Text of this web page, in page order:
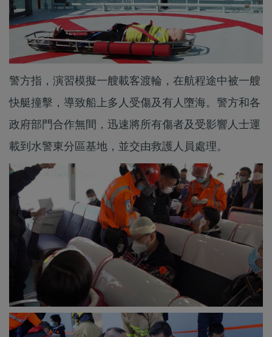
警方指，演習模擬一艘載客渡輪，在航程途中被一艘
快艇撞擊，導致船上多人受傷及有人墮海。警方和各
政府部門合作無間，迅速將所有傷者及受影響人士運
載到水警東分區基地，並交由救護人員處理。